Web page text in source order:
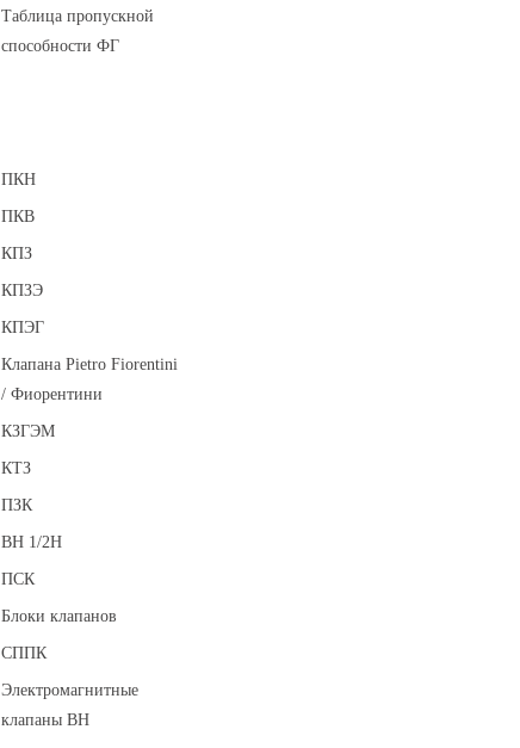
Таблица пропускной
способности ФГ
ПКН
ПКВ
КПЗ
КПЗЭ
КПЭГ
Клапана Pietro Fiorentini
/ Фиорентини
КЗГЭМ
КТЗ
ПЗК
ВН 1/2Н
ПСК
Блоки клапанов
СППК
Электромагнитные
клапаны ВН